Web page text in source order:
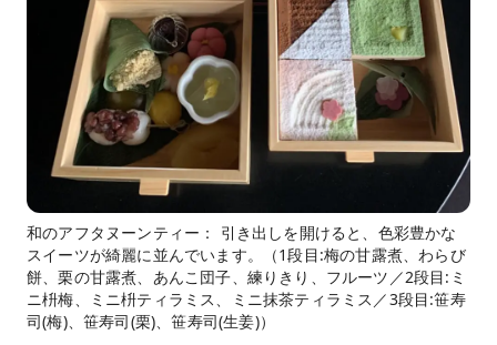
和のアフタヌーンティー： 引き出しを開けると、色彩豊かな
スイーツが綺麗に並んでいます。（1段目:梅の甘露煮、わらび
餅、栗の甘露煮、あんこ団子、練りきり、フルーツ／2段目:ミ
ニ枡梅、ミニ枡ティラミス、ミニ抹茶ティラミス／3段目:笹寿
司(梅)、笹寿司(栗)、笹寿司(生姜)）